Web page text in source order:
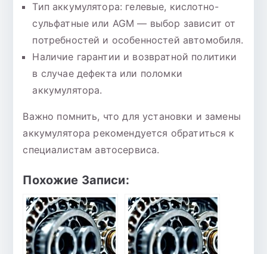
Тип аккумулятора: гелевые, кислотно-
сульфатные или AGM — выбор зависит от
потребностей и особенностей автомобиля.
Наличие гарантии и возвратной политики
в случае дефекта или поломки
аккумулятора.
Важно помнить, что для установки и замены
аккумулятора рекомендуется обратиться к
специалистам автосервиса.
Похожие Записи: